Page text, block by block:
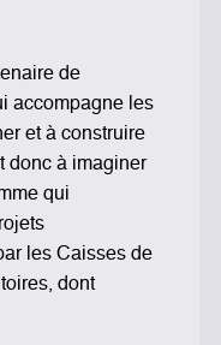
de
accompagne les
et à construire
donc à imaginer
qui
les Caisses de
dont